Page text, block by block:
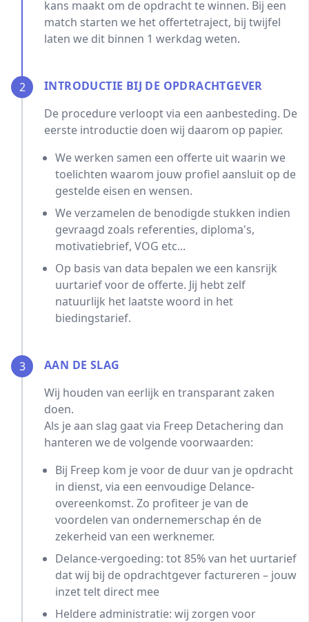
kans maakt om de opdracht te winnen. Bij een
match starten we het offertetraject, bij twijfel
laten we dit binnen 1 werkdag weten.
2
INTRODUCTIE BIJ DE OPDRACHTGEVER
De procedure verloopt via een aanbesteding. De
eerste introductie doen wij daarom op papier.
We werken samen een offerte uit waarin we
toelichten waarom jouw profiel aansluit op de
gestelde eisen en wensen.
We verzamelen de benodigde stukken indien
gevraagd zoals referenties, diploma's,
motivatiebrief, VOG etc...
Op basis van data bepalen we een kansrijk
uurtarief voor de offerte. Jij hebt zelf
natuurlijk het laatste woord in het
biedingstarief.
3
AAN DE SLAG
Wij houden van eerlijk en transparant zaken
doen.
Als je aan slag gaat via Freep Detachering dan
hanteren we de volgende voorwaarden:
Bij Freep kom je voor de duur van je opdracht
in dienst, via een eenvoudige Delance-
overeenkomst. Zo profiteer je van de
voordelen van ondernemerschap én de
zekerheid van een werknemer.
Delance-vergoeding: tot 85% van het uurtarief
dat wij bij de opdrachtgever factureren – jouw
inzet telt direct mee
Heldere administratie: wij zorgen voor